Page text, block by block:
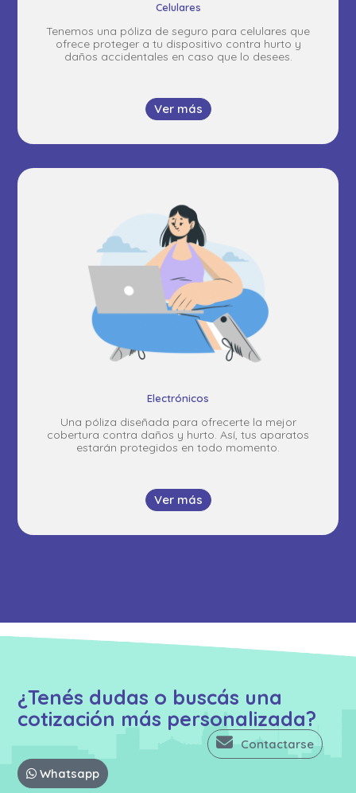
Celulares
Tenemos una póliza de seguro para celulares que
ofrece proteger a tu dispositivo contra hurto y
daños accidentales en caso que lo desees.
Ver más
Electrónicos
Una póliza diseñada para ofrecerte la mejor
cobertura contra daños y hurto. Así, tus aparatos
estarán protegidos en todo momento.
Ver más
¿Tenés dudas o buscás una
cotización más personalizada?
Contactarse
Whatsapp